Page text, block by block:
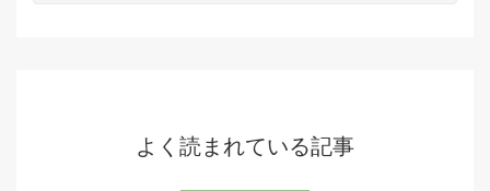
よく読まれている記事